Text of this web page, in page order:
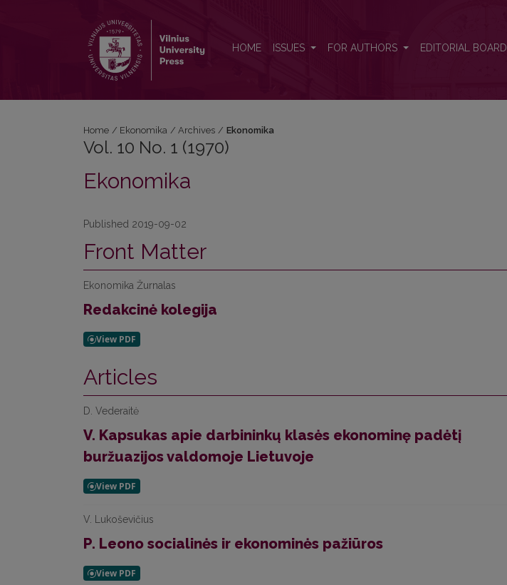
HOME ISSUES FOR AUTHORS EDITORIAL BOARD
Home / Ekonomika / Archives / Ekonomika
Vol. 10 No. 1 (1970)
Ekonomika
Published 2019-09-02
Front Matter
Ekonomika Žurnalas
Redakcinė kolegija
Articles
D. Vederaitė
V. Kapsukas apie darbininkų klasės ekonominę padėtį
buržuazijos valdomoje Lietuvoje
V. Lukoševičius
P. Leono socialinės ir ekonominės pažiūros